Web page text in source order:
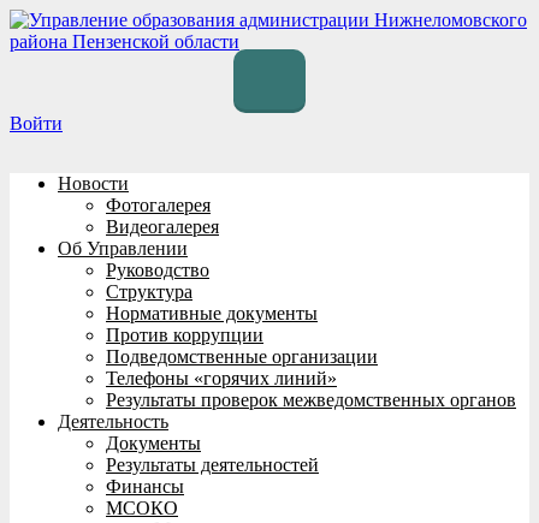
Перейти
к
Войти
Новости
Фотогалерея
Видеогалерея
Об Управлении
Руководство
Структура
Нормативные документы
Против коррупции
Подведомственные организации
Телефоны «горячих линий»
Результаты проверок межведомственных органов
Деятельность
Документы
Результаты деятельностей
Финансы
МСОКО